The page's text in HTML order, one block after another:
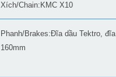
Xích/Chain:KMC X10
Phanh/Brakes:Đĩa dầu Tektro, đĩa
160mm